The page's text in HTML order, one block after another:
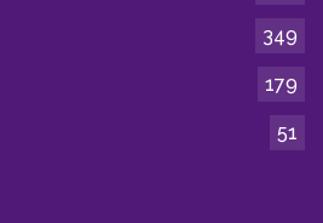
349
179
51